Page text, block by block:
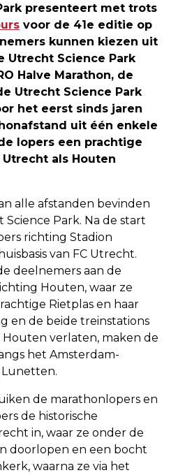
presenteert met trots
voor de 41e editie op
kunnen kiezen uit
Utrecht Science Park
Halve Marathon, de
Utrecht Science Park
het eerst sinds jaren
uit één enkele
lopers een prachtige
als Houten
alle afstanden bevinden
Park. Na de start
richting Stadion
van FC Utrecht.
deelnemers aan de
Houten, waar ze
Rietplas en haar
en de beide treinstations
Houten verlaten, maken de
het Amsterdam-
de marathonlopers en
de historische
in, waar ze onder de
doorlopen en een bocht
waarna ze via het